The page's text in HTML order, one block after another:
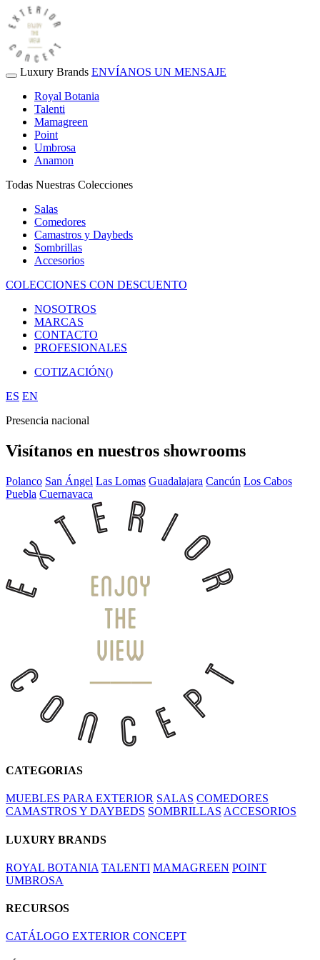
Luxury Brands ENVÍANOS UN MENSAJE
Royal Botania
Talenti
Mamagreen
Point
Umbrosa
Anamon
Todas Nuestras Colecciones
Salas
Comedores
Camastros y Daybeds
Sombrillas
Accesorios
COLECCIONES CON DESCUENTO
NOSOTROS
MARCAS
CONTACTO
PROFESIONALES
COTIZACIÓN()
ES EN
Presencia nacional
Visítanos en nuestros showrooms
Polanco San Ángel Las Lomas Guadalajara Cancún Los Cabos
Puebla Cuernavaca
CATEGORIAS
MUEBLES PARA EXTERIOR SALAS COMEDORES
CAMASTROS Y DAYBEDS SOMBRILLAS ACCESORIOS
LUXURY BRANDS
ROYAL BOTANIA TALENTI MAMAGREEN POINT
UMBROSA
RECURSOS
CATÁLOGO EXTERIOR CONCEPT